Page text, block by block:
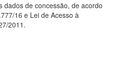
dados de concessão, de acordo
16 e Lei de Acesso à
2011.